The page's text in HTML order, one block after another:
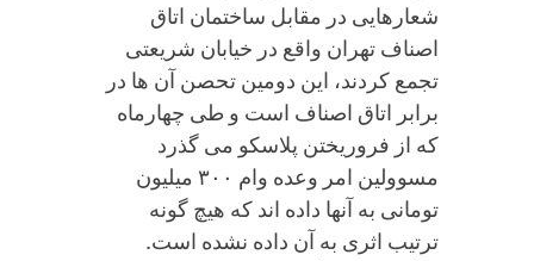
شعارهایی در مقابل ساختمان اتاق
اصناف تهران واقع در خیابان شریعتی
تجمع کردند، این دومین تحصن آن ها در
برابر اتاق اصناف است و طی چهارماه
که از فروریختن پلاسکو می گذرد
مسوولین امر وعده وام ۳۰۰ میلیون
تومانی به آنها داده اند که هیچ گونه
ترتیب اثری به آن داده نشده است.